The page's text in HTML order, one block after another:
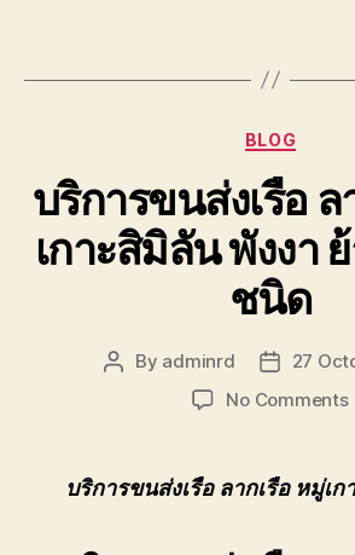
BLOG
บริการขนส่งเรือ ล
เกาะสิมิลัน พังงา
ชนิด
Post
By adminrd
Post27
No Comments
บริการขนส่งเรือ ลากเรือ หมู่เ